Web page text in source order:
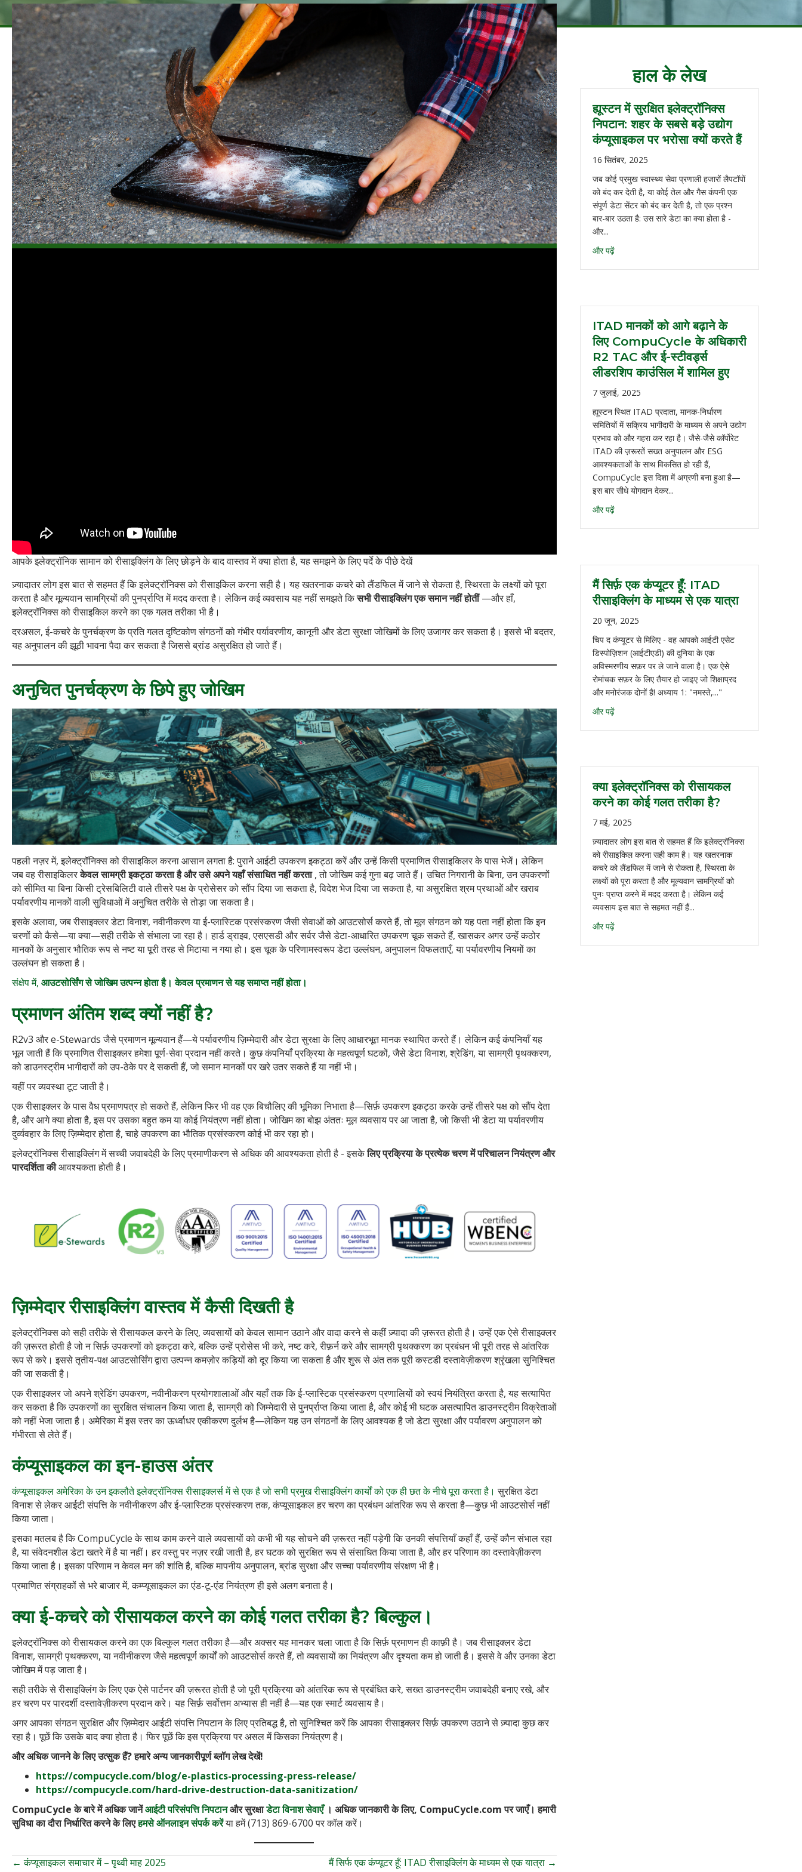
आपके इलेक्ट्रॉनिक सामान को रीसाइक्लिंग के लिए छोड़ने के बाद वास्तव में क्या होता है, यह समझने के लिए पर्दे के पीछे देखें
ज़्यादातर लोग इस बात से सहमत हैं कि इलेक्ट्रॉनिक्स को रीसाइकिल करना सही है। यह खतरनाक कचरे को लैंडफिल में जाने से रोकता है, स्थिरता के लक्ष्यों को पूरा
करता है और मूल्यवान सामग्रियों की पुनर्प्राप्ति में मदद करता है। लेकिन कई व्यवसाय यह नहीं समझते किसभी रीसाइक्लिंग एक समान नहीं होतीं—और हाँ,
इलेक्ट्रॉनिक्स को रीसाइकिल करने का एक गलत तरीका भी है।
दरअसल, ई-कचरे के पुनर्चक्रण के प्रति गलत दृष्टिकोण संगठनों को गंभीर पर्यावरणीय, कानूनी और डेटा सुरक्षा जोखिमों के लिए उजागर कर सकता है। इससे भी बदतर,
यह अनुपालन की झूठी भावना पैदा कर सकता है जिससे ब्रांड असुरक्षित हो जाते हैं।
अनुचित पुनर्चक्रण के छिपे हुए जोखिम
पहली नज़र में, इलेक्ट्रॉनिक्स को रीसाइकिल करना आसान लगता है: पुराने आईटी उपकरण इकट्ठा करें और उन्हें किसी प्रमाणित रीसाइकिलर के पास भेजें। लेकिन
जब वह रीसाइकिलरकेवल सामग्री इकट्ठा करता है और उसे अपने यहाँ संसाधित नहीं करता, तो जोखिम कई गुना बढ़ जाते हैं। उचित निगरानी के बिना, उन उपकरणों
को सीमित या बिना किसी ट्रेसबिलिटी वाले तीसरे पक्ष के प्रोसेसर को सौंप दिया जा सकता है, विदेश भेज दिया जा सकता है, या असुरक्षित श्रम प्रथाओं और खराब
पर्यावरणीय मानकों वाली सुविधाओं में अनुचित तरीके से तोड़ा जा सकता है।
इसके अलावा, जब रीसाइक्लर डेटा विनाश, नवीनीकरण या ई-प्लास्टिक प्रसंस्करण जैसी सेवाओं को आउटसोर्स करते हैं, तो मूल संगठन को यह पता नहीं होता कि इन
चरणों को कैसे—या क्या—सही तरीके से संभाला जा रहा है। हार्ड ड्राइव, एसएसडी और सर्वर जैसे डेटा-आधारित उपकरण चूक सकते हैं, खासकर अगर उन्हें कठोर
मानकों के अनुसार भौतिक रूप से नष्ट या पूरी तरह से मिटाया न गया हो। इस चूक के परिणामस्वरूप डेटा उल्लंघन, अनुपालन विफलताएँ, या पर्यावरणीय नियमों का
उल्लंघन हो सकता है।
संक्षेप में, आउटसोर्सिंग से जोखिम उत्पन्न होता है। केवल प्रमाणन से यह समाप्त नहीं होता।
प्रमाणन अंतिम शब्द क्यों नहीं है?
R2v3 और e-Stewards जैसे प्रमाणन मूल्यवान हैं—ये पर्यावरणीय ज़िम्मेदारी और डेटा सुरक्षा के लिए आधारभूत मानक स्थापित करते हैं। लेकिन कई कंपनियाँ यह
भूल जाती हैं कि प्रमाणित रीसाइक्लर हमेशा पूर्ण-सेवा प्रदान नहीं करते। कुछ कंपनियाँ प्रक्रिया के महत्वपूर्ण घटकों, जैसे डेटा विनाश, श्रेडिंग, या सामग्री पृथक्करण,
को डाउनस्ट्रीम भागीदारों को उप-ठेके पर दे सकती हैं, जो समान मानकों पर खरे उतर सकते हैं या नहीं भी।
यहीं पर व्यवस्था टूट जाती है।
एक रीसाइक्लर के पास वैध प्रमाणपत्र हो सकते हैं, लेकिन फिर भी वह एक बिचौलिए की भूमिका निभाता है—सिर्फ़ उपकरण इकट्ठा करके उन्हें तीसरे पक्ष को सौंप देता
है, और आगे क्या होता है, इस पर उसका बहुत कम या कोई नियंत्रण नहीं होता। जोखिम का बोझ अंततः मूल व्यवसाय पर आ जाता है, जो किसी भी डेटा या पर्यावरणीय
दुर्व्यवहार के लिए ज़िम्मेदार होता है, चाहे उपकरण का भौतिक प्रसंस्करण कोई भी कर रहा हो।
इलेक्ट्रॉनिक्स रीसाइक्लिंग में सच्ची जवाबदेही के लिए प्रमाणीकरण से अधिक की आवश्यकता होती है - इसकेलिए प्रक्रिया के प्रत्येक चरण में परिचालन नियंत्रण और
पारदर्शिता कीआवश्यकता होती है।
ज़िम्मेदार रीसाइक्लिंग वास्तव में कैसी दिखती है
इलेक्ट्रॉनिक्स को सही तरीके से रीसायकल करने के लिए, व्यवसायों को केवल सामान उठाने और वादा करने से कहीं ज़्यादा की ज़रूरत होती है। उन्हें एक ऐसे रीसाइक्लर
की ज़रूरत होती है जो न सिर्फ़ उपकरणों को इकट्ठा करे, बल्कि उन्हें प्रोसेस भी करे, नष्ट करे, रीफ़र्न करे और सामग्री पृथक्करण का प्रबंधन भी पूरी तरह से आंतरिक
रूप से करे। इससे तृतीय-पक्ष आउटसोर्सिंग द्वारा उत्पन्न कमज़ोर कड़ियों को दूर किया जा सकता है और शुरू से अंत तक पूरी कस्टडी दस्तावेज़ीकरण श्रृंखला सुनिश्चित
की जा सकती है।
एक रीसाइक्लर जो अपने श्रेडिंग उपकरण, नवीनीकरण प्रयोगशालाओं और यहाँ तक कि ई-प्लास्टिक प्रसंस्करण प्रणालियों को स्वयं नियंत्रित करता है, यह सत्यापित
कर सकता है कि उपकरणों का सुरक्षित संचालन किया जाता है, सामग्री को जिम्मेदारी से पुनर्प्राप्त किया जाता है, और कोई भी घटक असत्यापित डाउनस्ट्रीम विक्रेताओं
को नहीं भेजा जाता है। अमेरिका में इस स्तर का ऊर्ध्वाधर एकीकरण दुर्लभ है—लेकिन यह उन संगठनों के लिए आवश्यक है जो डेटा सुरक्षा और पर्यावरण अनुपालन को
गंभीरता से लेते हैं।
कंप्यूसाइकल का इन-हाउस अंतर
कंप्यूसाइकल अमेरिका के उन इकलौते इलेक्ट्रॉनिक्स रीसाइक्लर्स में से एक है जो सभी प्रमुख रीसाइक्लिंग कार्यों को एक ही छत के नीचे पूरा करता है। सुरक्षित डेटा
विनाश से लेकर आईटी संपत्ति के नवीनीकरण और ई-प्लास्टिक प्रसंस्करण तक, कंप्यूसाइकल हर चरण का प्रबंधन आंतरिक रूप से करता है—कुछ भी आउटसोर्स नहीं
किया जाता।
इसका मतलब है कि CompuCycle के साथ काम करने वाले व्यवसायों को कभी भी यह सोचने की ज़रूरत नहीं पड़ेगी कि उनकी संपत्तियाँ कहाँ हैं, उन्हें कौन संभाल रहा
है, या संवेदनशील डेटा खतरे में है या नहीं। हर वस्तु पर नज़र रखी जाती है, हर घटक को सुरक्षित रूप से संसाधित किया जाता है, और हर परिणाम का दस्तावेज़ीकरण
किया जाता है। इसका परिणाम न केवल मन की शांति है, बल्कि मापनीय अनुपालन, ब्रांड सुरक्षा और सच्चा पर्यावरणीय संरक्षण भी है।
प्रमाणित संग्राहकों से भरे बाजार में, कम्प्यूसाइकल का एंड-टू-एंड नियंत्रण ही इसे अलग बनाता है।
क्या ई-कचरे को रीसायकल करने का कोई गलत तरीका है? बिल्कुल।
इलेक्ट्रॉनिक्स को रीसायकल करने का एक बिल्कुल गलत तरीका है—और अक्सर यह मानकर चला जाता है कि सिर्फ़ प्रमाणन ही काफ़ी है। जब रीसाइक्लर डेटा
विनाश, सामग्री पृथक्करण, या नवीनीकरण जैसे महत्वपूर्ण कार्यों को आउटसोर्स करते हैं, तो व्यवसायों का नियंत्रण और दृश्यता कम हो जाती है। इससे वे और उनका डेटा
जोखिम में पड़ जाता है।
सही तरीके से रीसाइक्लिंग के लिए एक ऐसे पार्टनर की ज़रूरत होती है जो पूरी प्रक्रिया को आंतरिक रूप से प्रबंधित करे, सख्त डाउनस्ट्रीम जवाबदेही बनाए रखे, और
हर चरण पर पारदर्शी दस्तावेज़ीकरण प्रदान करे। यह सिर्फ़ सर्वोत्तम अभ्यास ही नहीं है—यह एक स्मार्ट व्यवसाय है।
अगर आपका संगठन सुरक्षित और ज़िम्मेदार आईटी संपत्ति निपटान के लिए प्रतिबद्ध है, तो सुनिश्चित करें कि आपका रीसाइक्लर सिर्फ़ उपकरण उठाने से ज़्यादा कुछ कर
रहा है। पूछें कि उसके बाद क्या होता है। फिर पूछें कि इस प्रक्रिया पर असल में किसका नियंत्रण है।
और अधिक जानने के लिए उत्सुक हैं? हमारे अन्य जानकारीपूर्ण ब्लॉग लेख देखें!
https://compucycle.com/blog/e-plastics-processing-press-release/
https://compucycle.com/hard-drive-destruction-data-sanitization/
CompuCycle के बारे में अधिक जानेंआईटी परिसंपत्ति निपटानऔर सुरक्षाडेटा विनाश सेवाएँ । अधिक जानकारी के लिए, CompuCycle.com पर जाएँ। हमारी
सुविधा का दौरा निर्धारित करने के लिएहमसे ऑनलाइन संपर्क करेंया हमें (713) 869-6700 पर कॉल करें।
← कंप्यूसाइकल समाचार में – पृथ्वी माह 2025 मैं सिर्फ एक कंप्यूटर हूँ: ITAD रीसाइक्लिंग के माध्यम से एक यात्रा →
हाल के लेख
ह्यूस्टन में सुरक्षित इलेक्ट्रॉनिक्स
निपटान: शहर के सबसे बड़े उद्योग
कंप्यूसाइकल पर भरोसा क्यों करते हैं
16 सितंबर, 2025
जब कोई प्रमुख स्वास्थ्य सेवा प्रणाली हजारों लैपटॉपों
को बंद कर देती है, या कोई तेल और गैस कंपनी एक
संपूर्ण डेटा सेंटर को बंद कर देती है, तो एक प्रश्न
बार-बार उठता है: उस सारे डेटा का क्या होता है -
और...
और पढ़ें
ITAD मानकों को आगे बढ़ाने के
लिए CompuCycle के अधिकारी
R2 TAC और ई-स्टीवर्ड्स
लीडरशिप काउंसिल में शामिल हुए
7 जुलाई, 2025
ह्यूस्टन स्थित ITAD प्रदाता, मानक-निर्धारण
समितियों में सक्रिय भागीदारी के माध्यम से अपने उद्योग
प्रभाव को और गहरा कर रहा है। जैसे-जैसे कॉर्पोरेट
ITAD की ज़रूरतें सख्त अनुपालन और ESG
आवश्यकताओं के साथ विकसित हो रही हैं,
CompuCycle इस दिशा में अग्रणी बना हुआ है—
इस बार सीधे योगदान देकर...
और पढ़ें
मैं सिर्फ़ एक कंप्यूटर हूँ: ITAD
रीसाइक्लिंग के माध्यम से एक यात्रा
20 जून, 2025
चिप द कंप्यूटर से मिलिए - वह आपको आईटी एसेट
डिस्पोज़िशन (आईटीएडी) की दुनिया के एक
अविस्मरणीय सफ़र पर ले जाने वाला है। एक ऐसे
रोमांचक सफ़र के लिए तैयार हो जाइए जो शिक्षाप्रद
और मनोरंजक दोनों है! अध्याय 1: "नमस्ते,..."
और पढ़ें
क्या इलेक्ट्रॉनिक्स को रीसायकल
करने का कोई गलत तरीका है?
7 मई, 2025
ज़्यादातर लोग इस बात से सहमत हैं कि इलेक्ट्रॉनिक्स
को रीसाइकिल करना सही काम है। यह खतरनाक
कचरे को लैंडफिल में जाने से रोकता है, स्थिरता के
लक्ष्यों को पूरा करता है और मूल्यवान सामग्रियों को
पुनः प्राप्त करने में मदद करता है। लेकिन कई
व्यवसाय इस बात से सहमत नहीं हैं...
और पढ़ें